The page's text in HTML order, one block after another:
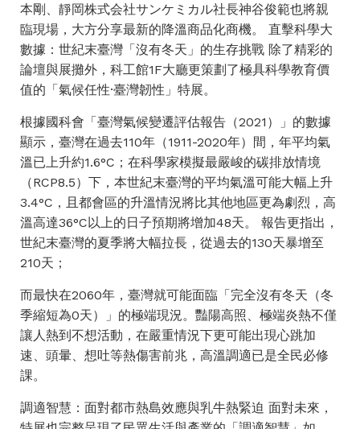
本剛、靜岡株式会社サンケミカル社長神谷俊範也將親
臨現場，大方分享最新的降溫商品化商機。 直擊科學大
數據：世紀末臺灣「沒有冬天」的生存挑戰 除了精彩的
論壇與展攤外，科工館1F大廳更策劃了極具科學教育價
值的「氣候任性·臺灣韌性」特展。
根據國科會「臺灣氣候變遷評估報告（2021）」的數據
顯示，臺灣在過去110年（1911-2020年）間，年平均氣
溫已上升約1.6°C；在科學家模擬最嚴峻的碳排放情境
（RCP8.5）下，本世紀末臺灣的平均氣溫可能大幅上升
3.4°C，且都會區的升溫情況將比其他地區更為劇烈，高
溫高達36°C以上的日子預期將增加48天。 報告更指出，
世紀末臺灣的夏季將大幅拉長，從過去的130天暴增至
210天；
而最快在2060年，臺灣就可能面臨「完全沒有冬天（冬
季縮短為0天）」的極端現況。豔陽高照、極端炎熱不僅
讓人熱到不想活動，在嚴重情況下更可能出現心跳加
速、頭暈、想吐等熱傷害前兆，高溫調適已是全民必修
課。
調適智慧：面對都市熱島效應與乳牛熱緊迫 面對未來，